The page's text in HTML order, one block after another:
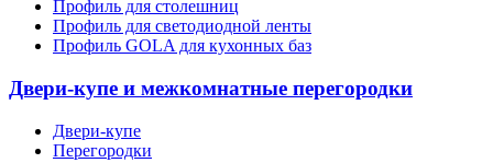
Профиль для столешниц
Профиль для светодиодной ленты
Профиль GOLA для кухонных баз
Двери-купе и межкомнатные перегородки
Двери-купе
Перегородки